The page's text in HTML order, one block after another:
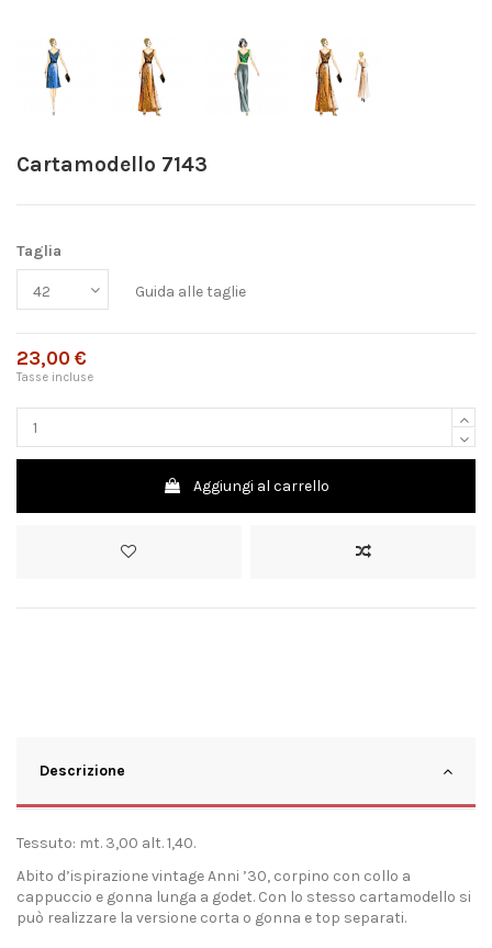
Cartamodello 7143
Taglia
Guida alle taglie
23,00 €
Tasse incluse
Aggiungi al carrello
Descrizione
Tessuto: mt. 3,00 alt. 1,40.
Abito d’ispirazione vintage Anni ’30, corpino con collo a
cappuccio e gonna lunga a godet. Con lo stesso cartamodello si
può realizzare la versione corta o gonna e top separati.